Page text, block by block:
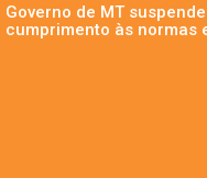
Governo de MT
cumprimento às normas